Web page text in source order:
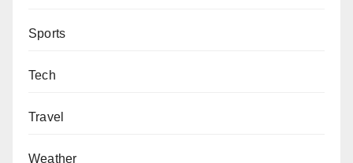
Sports
Tech
Travel
Weather